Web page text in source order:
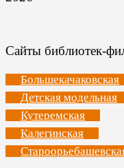
Сайты библиотек-
Большекачаковская
Детская модельная
Кутеремская
Калегинская